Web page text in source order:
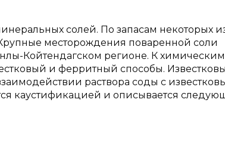
солей. По запасам некоторых
месторождения поваренной соли
Койтендагском регионе. К химическим
и ферритный способы.
раствора соды с
каустификацией и описывается